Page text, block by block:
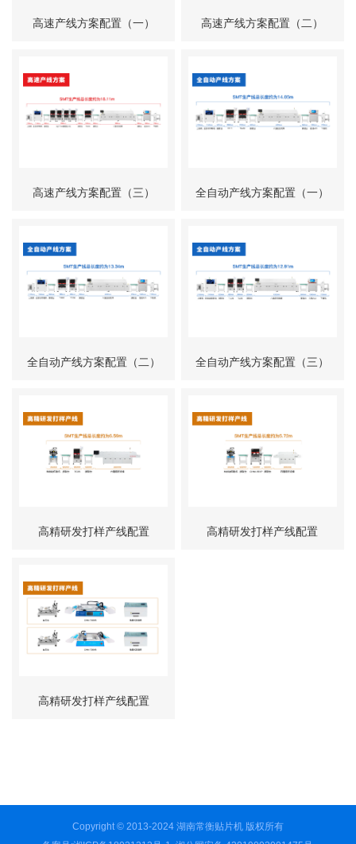
高速产线方案配置（一） 高速产线方案配置（二）
高速产线方案配置（三） 全自动产线方案配置（一）
全自动产线方案配置（二） 全自动产线方案配置（三）
高精研发打样产线配置 高精研发打样产线配置
高精研发打样产线配置
Copyright © 2013-2024 湖南常衡贴片机 版权所有